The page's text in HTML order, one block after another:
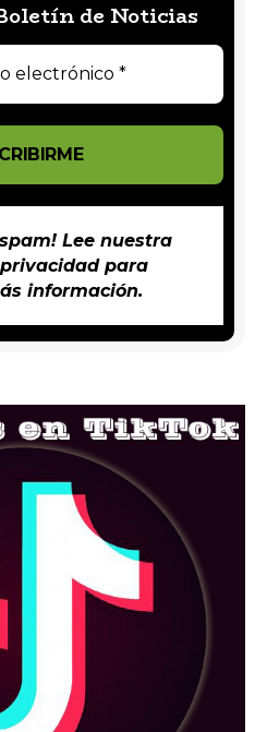
de Noticias
Lee nuestra
para
información.